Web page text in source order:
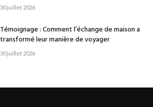
30 juillet 2026
Témoignage : Comment l’échange de maison a
transformé leur manière de voyager
30 juillet 2026